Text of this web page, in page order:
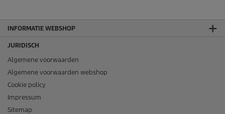
INFORMATIE WEBSHOP
JURIDISCH
Algemene voorwaarden
Algemene voorwaarden webshop
Cookie policy
Impressum
Sitemap